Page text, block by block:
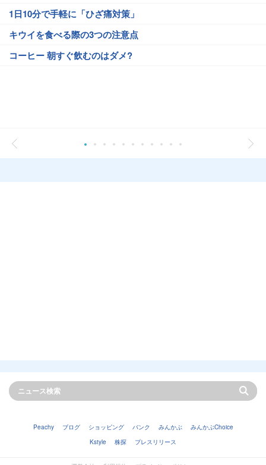
1日10分で手軽に「ひざ痛対策」
キウイを食べる際の3つの注意点
コーヒー 朝すぐ飲むのはダメ?
Peachy ブログ ショッピング バンク みんかぶ
みんかぶChoice
Kstyle
株探 プレスリリース